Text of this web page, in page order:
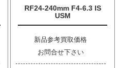
RF24-240mm F4-6.3 IS
USM
新品参考買取価格
お問合せ下さい